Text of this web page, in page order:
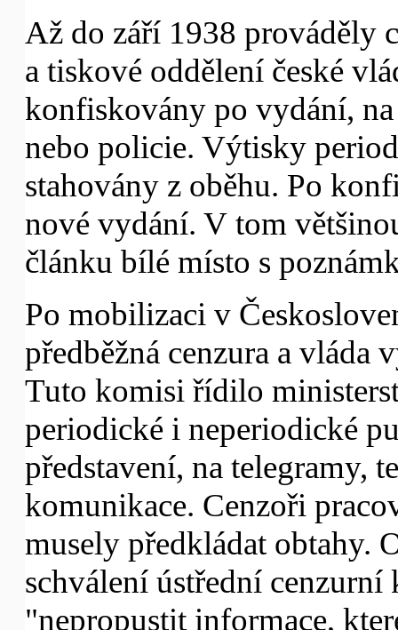
Až do září 1938 prováděly
a tiskové oddělení české
konfiskovány po vydání,
nebo policie. Výtisky
stahovány z oběhu. Po
nové vydání. V tom
článku bílé místo s
Po mobilizaci v
předběžná cenzura a
Tuto komisi řídilo
periodické i neperiodické
představení, na telegramy,
komunikace. Cenzoři
musely předkládat obtahy.
schválení ústřední
"nepropustit informace,